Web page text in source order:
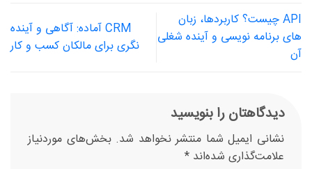
API چیست؟ کاربردها، زبان
های برنامه نویسی و آینده شغلی
آن
CRM آماده: آگاهی و آینده
نگری برای مالکان کسب و کار
دیدگاهتان را بنویسید
نشانی ایمیل شما منتشر نخواهد شد. بخش‌های موردنیاز
علامت‌گذاری شده‌اند *